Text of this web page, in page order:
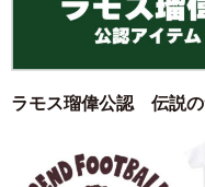
ラモス瑠偉公認 伝説